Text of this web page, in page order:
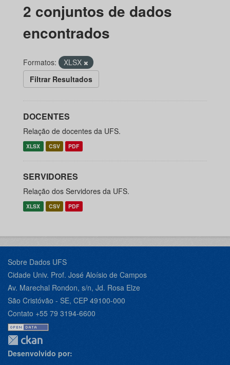
2 conjuntos de dados
encontrados
Formatos:
XLSX
Filtrar Resultados
DOCENTES
Relação de docentes da UFS.
XLSX CSV PDF
SERVIDORES
Relação dos Servidores da UFS.
XLSX CSV PDF
Sobre Dados UFS
Cidade Univ. Prof. José Aloísio de Campos
Av. Marechal Rondon, s/n, Jd. Rosa Elze
São Cristóvão - SE, CEP 49100-000
Contato +55 79 3194-6600
Desenvolvido por: